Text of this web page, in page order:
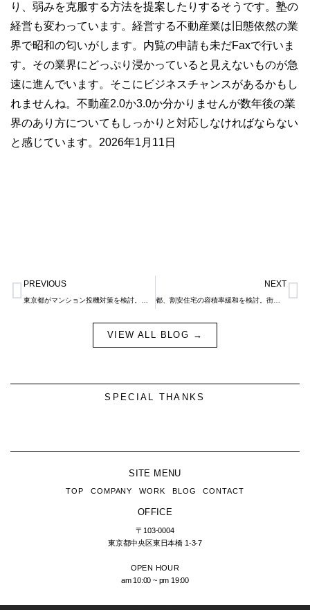
り、弱みを克服する方法を提案したりするそうです。塾の
経営も変わっています。経営する不動産業は旧態依然の業
界で昭和の匂いがします。内覧の申請も未だFaxで行いま
す。その業界にどっぷり浸かっていると見えないものが急
速に進んでいます。そこにビジネスチャンスがあるかもし
れませんね。不動産2.0か3.0か分かりませんが数年後の業
界のあり方についてもしっかりと対応しなければならない
と感じています。2026年1月11日
Prev
PREVIOUS NEXT
都、割安住宅の容積率緩和を検討。街並みが崩れる事を懸念します。美しい街並みとは。
VIEW ALL BLOG →
SPECIAL THANKS
SITE MENU
TOP COMPANY WORK BLOG CONTACT
OFFICE
〒103-0004
東京都中央区東日本橋 1-3-7
OPEN HOUR
am 10:00 ~ pm 19:00